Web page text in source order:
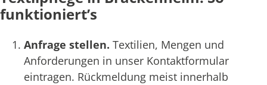
funktioniert’s
Anfrage stellen. Textilien, Mengen und
Anforderungen in unser Kontaktformular
eintragen. Rückmeldung meist innerhalb